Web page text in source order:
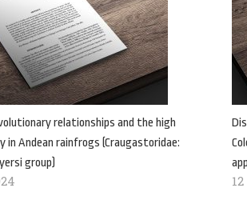
relationships and the high
in Andean rainfrogs (Craugastoridae:
group)